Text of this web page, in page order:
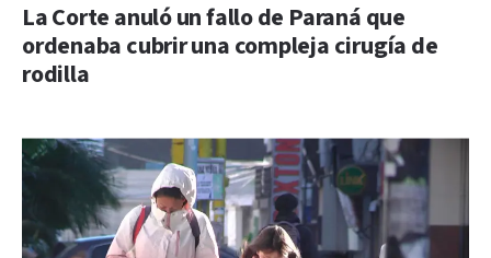
La Corte anuló un fallo de Paraná que
ordenaba cubrir una compleja cirugía de
rodilla